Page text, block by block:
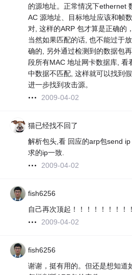
的源地址。正常情况下ethernet
AC 源地址、目标地址应该和帧
对, 这样的ARP 包才算是正确的
当然如果匹配的话, 也不能过于
确的, 另外通过检测到的数据包
段所有MAC 地址网卡数据库, 看
中数据不匹配, 这样就可以找到
进一步找到攻击源。
2009-04-02
猫已经找不回了
解析包头,看 回应的arp包send
求的ip一致.
2009-04-02
fish6256
自己再次顶起！！！！！！！！
2009-04-02
fish6256
谢谢，挺有用的。但还是想知道